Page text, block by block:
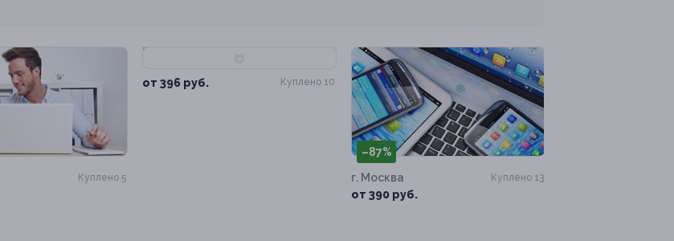
Куплено 5
от 396 руб. Куплено 10
–87%
г. Москва
от 390 руб.
Куплено 13